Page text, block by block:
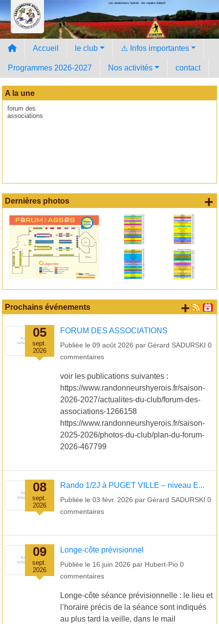
Les randonneurs hyèrois - les copains d'abord
Accueil le club ⚠️ Infos importantes
Programmes 2026-2027 Nos activités contact
A la une
forum des
associations
Dernières photos +
Prochains événements
05
sept.
2026
FORUM DES ASSOCIATIONS
Publiée le 09 août 2026 par Gérard SADURSKI 0
commentaires
voir les publications suivantes :
https://www.randonneurshyerois.fr/saison-
2026-2027/actualites-du-club/forum-des-
associations-1266158
https://www.randonneurshyerois.fr/saison-
2025-2026/photos-du-club/plan-du-forum-
2026-467799
08
sept.
2026
Rando 1/2J à PUGET VILLE – niveau E...
Publiée le 03 févr. 2026 par Gérard SADURSKI 0
commentaires
09
sept.
2026
Longe-côte prévisionnel
Publiée le 16 juin 2026 par Hubert-Pio 0
commentaires
Longe-côte séance prévisionnelle : le lieu et
l’horaire précis de la séance sont indiqués
au plus tard la veille, dans le mail
+
Panneau de gestion des cookies